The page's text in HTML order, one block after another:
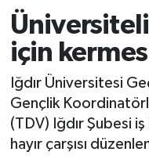
için
Iğdır Üniversitesi
Gençlik
(TDV) Iğdır Şubesi
hayır çarşısı
Afyonkarahisar
Ağrı Müftülüğü
Aksaray
Amasya
Gündem
#Keşfet
Biyografiler
Dini kavramlar
Diyanet Bilgi
Diyanet Takvimi
Basında Bugün
DİYANET eKİTAP
Ankara Namaz
Trafik Durumu
Süper Lig Puan
Tüm Manşetler